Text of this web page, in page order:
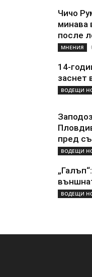
Чичо
минава
после
МНЕНИЯ
14-
заснет
ВОДЕЩИ
пред
ВОДЕЩИ
ВОДЕЩИ